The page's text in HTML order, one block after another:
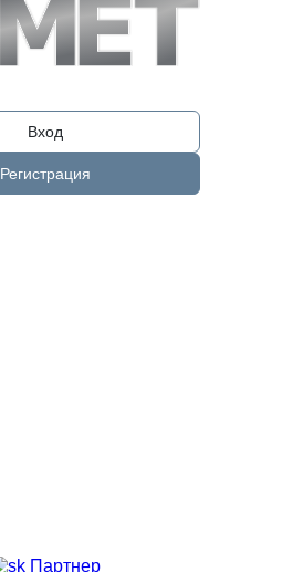
Вход
Регистрация